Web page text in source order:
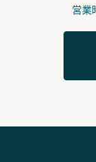
営